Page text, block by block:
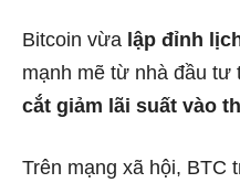
Bitcoin vừa lập đỉnh
mạnh mẽ từ nhà đầu tư
cắt giảm lãi suất vào
Trên mạng xã hội, BTC